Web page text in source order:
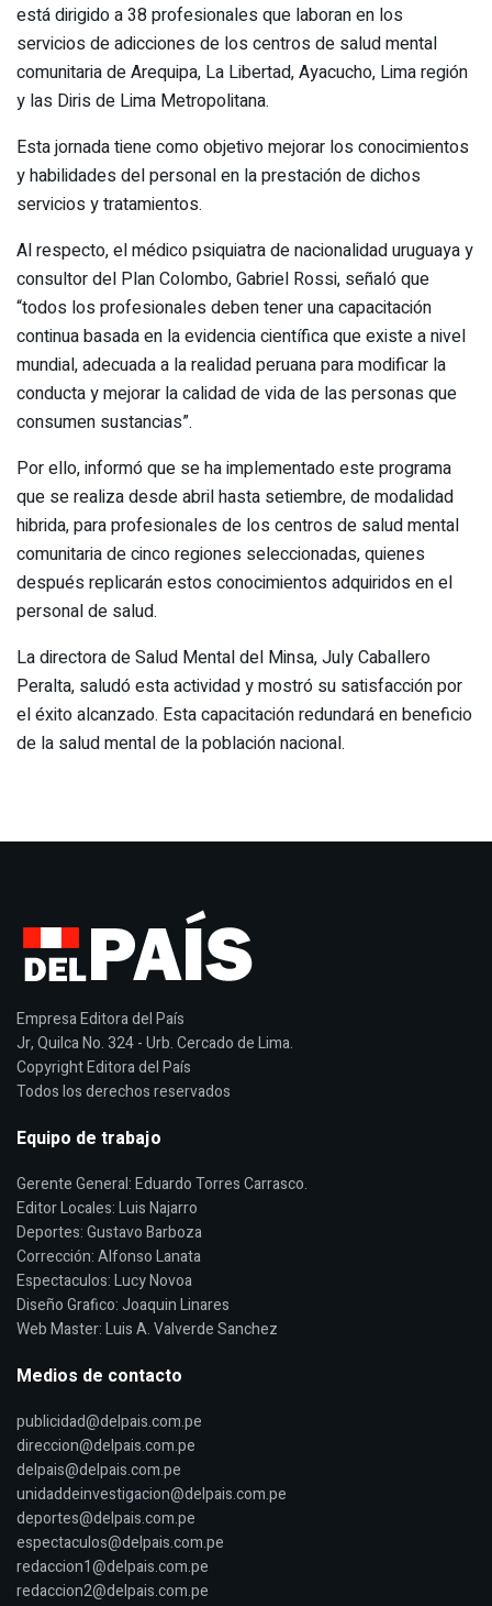
está dirigido a 38 profesionales que laboran en los
servicios de adicciones de los centros de salud mental
comunitaria de Arequipa, La Libertad, Ayacucho, Lima región
y las Diris de Lima Metropolitana.
Esta jornada tiene como objetivo mejorar los conocimientos
y habilidades del personal en la prestación de dichos
servicios y tratamientos.
Al respecto, el médico psiquiatra de nacionalidad uruguaya y
consultor del Plan Colombo, Gabriel Rossi, señaló que
“todos los profesionales deben tener una capacitación
continua basada en la evidencia científica que existe a nivel
mundial, adecuada a la realidad peruana para modificar la
conducta y mejorar la calidad de vida de las personas que
consumen sustancias”.
Por ello, informó que se ha implementado este programa
que se realiza desde abril hasta setiembre, de modalidad
hibrida, para profesionales de los centros de salud mental
comunitaria de cinco regiones seleccionadas, quienes
después replicarán estos conocimientos adquiridos en el
personal de salud.
La directora de Salud Mental del Minsa, July Caballero
Peralta, saludó esta actividad y mostró su satisfacción por
el éxito alcanzado. Esta capacitación redundará en beneficio
de la salud mental de la población nacional.
Empresa Editora del País
Jr, Quilca No. 324 - Urb. Cercado de Lima.
Copyright Editora del País
Todos los derechos reservados
Equipo de trabajo
Gerente General: Eduardo Torres Carrasco.
Editor Locales: Luis Najarro
Deportes: Gustavo Barboza
Corrección: Alfonso Lanata
Espectaculos: Lucy Novoa
Diseño Grafico: Joaquin Linares
Web Master: Luis A. Valverde Sanchez
Medios de contacto
publicidad@delpais.com.pe
direccion@delpais.com.pe
delpais@delpais.com.pe
unidaddeinvestigacion@delpais.com.pe
deportes@delpais.com.pe
espectaculos@delpais.com.pe
redaccion1@delpais.com.pe
redaccion2@delpais.com.pe